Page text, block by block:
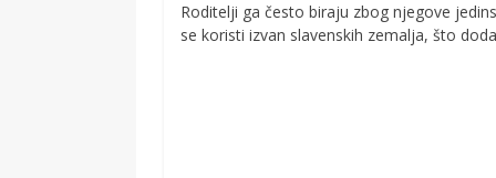
Roditelji ga često biraju zbog njegove
se koristi izvan slavenskih zemalja, što